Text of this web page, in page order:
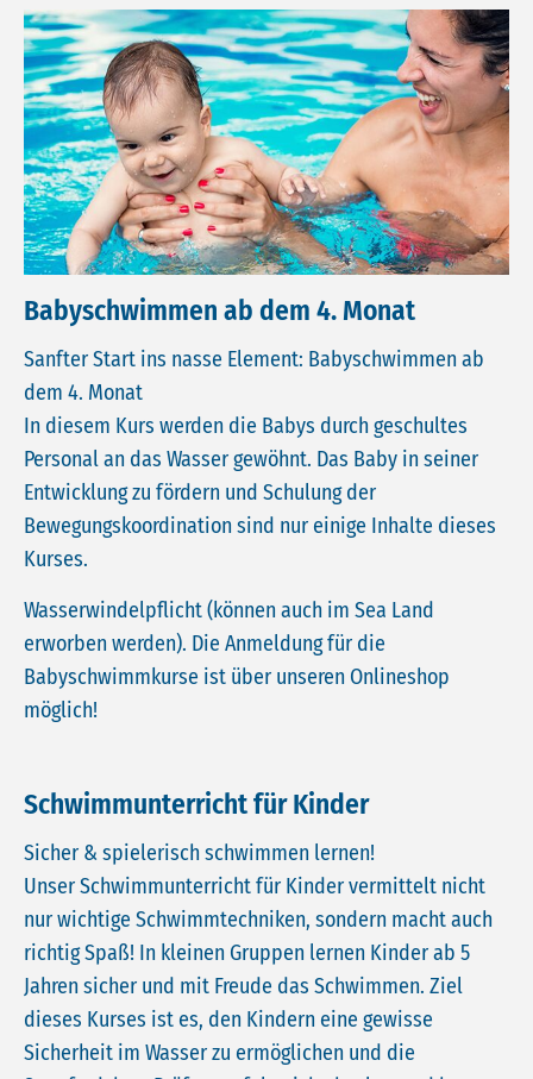
Babyschwimmen ab dem 4. Monat
Sanfter Start ins nasse Element: Babyschwimmen ab
dem 4. Monat
In diesem Kurs werden die Babys durch geschultes
Personal an das Wasser gewöhnt. Das Baby in seiner
Entwicklung zu fördern und Schulung der
Bewegungskoordination sind nur einige Inhalte dieses
Kurses.
Wasserwindelpflicht (können auch im Sea Land
erworben werden). Die Anmeldung für die
Babyschwimmkurse ist über unseren Onlineshop
möglich!
Schwimmunterricht für Kinder
Sicher & spielerisch schwimmen lernen!
Unser Schwimmunterricht für Kinder vermittelt nicht
nur wichtige Schwimmtechniken, sondern macht auch
richtig Spaß! In kleinen Gruppen lernen Kinder ab 5
Jahren sicher und mit Freude das Schwimmen. Ziel
dieses Kurses ist es, den Kindern eine gewisse
Sicherheit im Wasser zu ermöglichen und die